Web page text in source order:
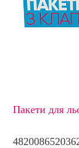
Пакети для